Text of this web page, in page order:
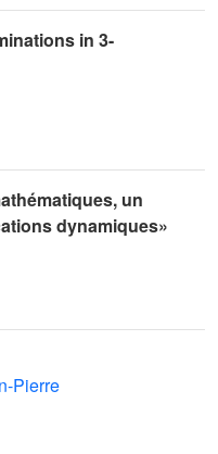
in 3-
un
dynamiques»
Pierre